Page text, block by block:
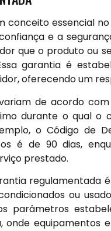
conceito essencial
e a
que o produto ou
garantia é
oferecendo um
de acordo
durante o qual o
o Código de
é de 90 dias,
prestado.
regulamentada
ou
parâmetros
equipamentos